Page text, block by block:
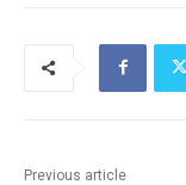
Previous article